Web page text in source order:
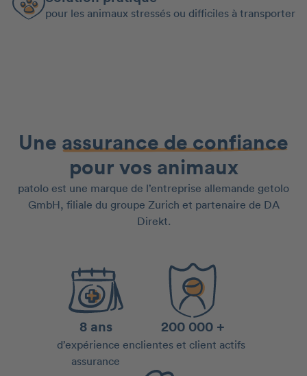
pour les animaux stressés ou difficiles à transporter
Une assurance de confiance
pour vos animaux
patolo est une marque de l’entreprise allemande getolo
GmbH, filiale du groupe Zurich et partenaire de DA
Direkt.
8 ans
d’expérience en
assurance
200 000 +
clientes et client actifs